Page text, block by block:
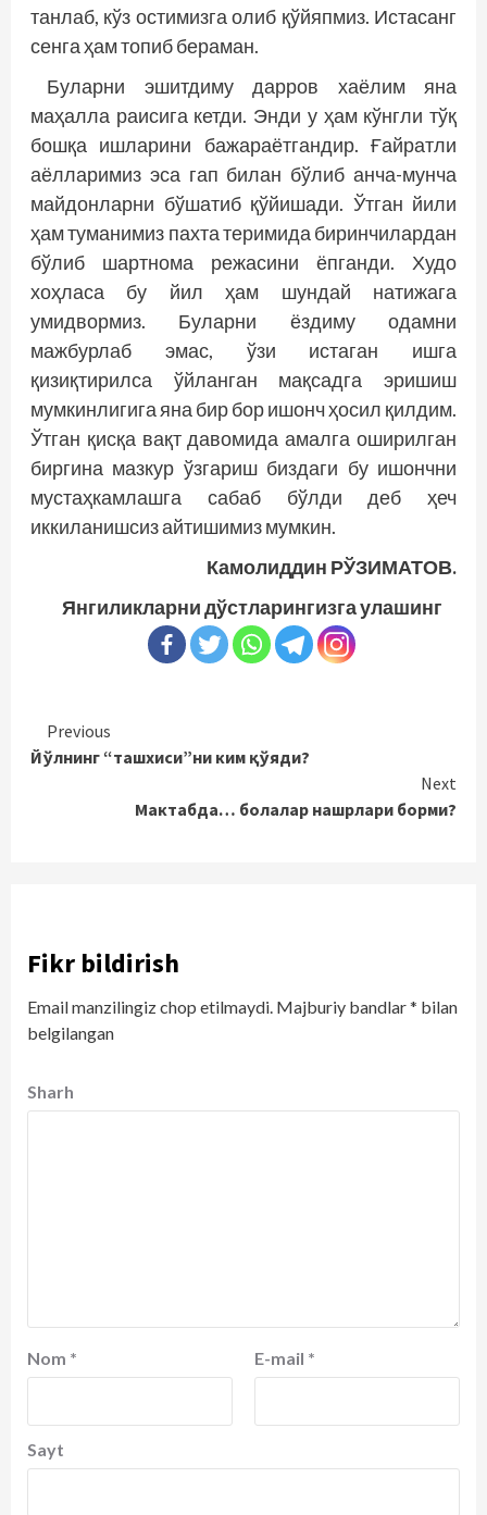
танлаб, кўз остимизга олиб қўйяпмиз. Истасанг
сенга ҳам топиб бераман.
Буларни эшитдиму дарров хаёлим яна
маҳалла раисига кетди. Энди у ҳам кўнгли тўқ
бошқа ишларини бажараётгандир. Ғайратли
аёлларимиз эса гап билан бўлиб анча-мунча
майдонларни бўшатиб қўйишади. Ўтган йили
ҳам туманимиз пахта теримида биринчилардан
бўлиб шартнома режасини ёпганди. Худо
хоҳласа бу йил ҳам шундай натижага
умидвормиз. Буларни ёздиму одамни
мажбурлаб эмас, ўзи истаган ишга
қизиқтирилса ўйланган мақсадга эришиш
мумкинлигига яна бир бор ишонч ҳосил қилдим.
Ўтган қисқа вақт давомида амалга оширилган
биргина мазкур ўзгариш биздаги бу ишончни
мустаҳкамлашга сабаб бўлди деб ҳеч
иккиланишсиз айтишимиз мумкин.
Камолиддин РЎЗИМАТОВ.
Янгиликларни дўстларингизга улашинг
Continue
Reading
Previous
Йўлнинг “ташхиси”ни ким қўяди?
Next
Мактабда… болалар нашрлари борми?
Fikr bildirish
Email manzilingiz chop etilmaydi. Majburiy bandlar* bilan
belgilangan
Sharh
Nom * E-mail *
Sayt